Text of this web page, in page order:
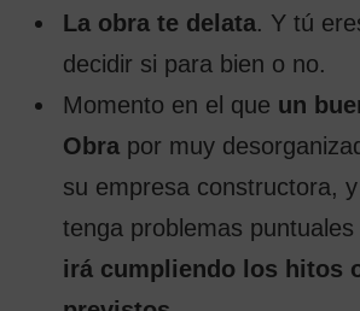
La obra te delata. Y tú
decidir si para bien o no.
Momento en el que un
Obrapor muy
su empresa constructora,
tenga problemas
irá cumpliendo los hitos